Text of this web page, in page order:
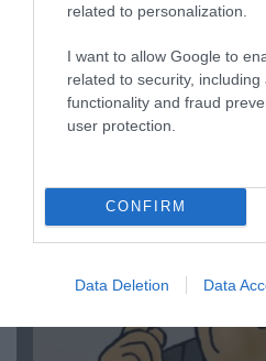
related to personalization.
I want to allow Google to
related to security, including
functionality and fraud
user protection.
CONFIRM
Data Deletion Data
06.08.2026 | 14:02
«Επιχείρηση ελεύθερα
Αθήνα: Απομακρύνθηκαν
αντικείμενα από